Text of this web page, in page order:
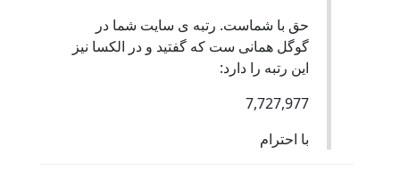
حق با شماست. رتبه ی سايت شما در
گوگل همانی ست که گفتيد و در الکسا نيز
اين رتبه را دارد:
7,727,977
با احترام